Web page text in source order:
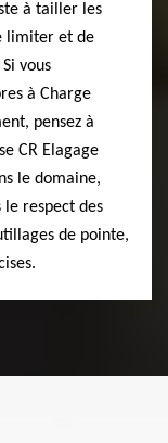
à tailler les
limiter et de
vous
à Charge
pensez à
CR Elagage
le domaine,
le respect des
de pointe,